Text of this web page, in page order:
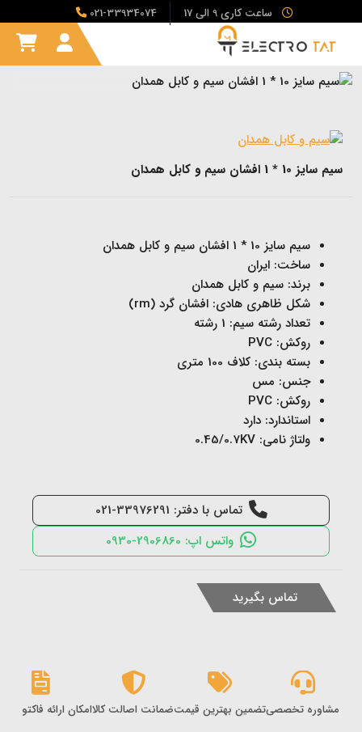
ساعت کاری 9 الی 17 021-33934074
سیم سایز 10 * 1 افشان سیم و کابل همدان
سیم سایز 10 * 1 افشان سیم و کابل همدان
ساخت: ایران
برند: سیم و کابل همدان
شکل ظاهری هادی: افشان گرد (rm)
تعداد رشته سیم: 1 رشته
روکش: PVC
بسته بندی: کلاف 100 متری
جنس: مس
روکش: PVC
استاندارد: دارد
ولتاژ نامی: 0.45/0.7KV
تماس با دفتر: 33976291-021
واتس اپ: 2906860-0930
تماس بگیرید
مشاوره تخصصیتضمین بهترین قیمتضمانت اصالت کالاامکان ارائه فاکتور